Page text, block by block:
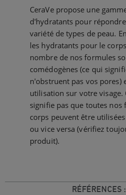
CeraVe propose une
d'hydratants pour
variété de types de peau.
les hydratants pour le
nombre de nos formules
comédogènes (ce qui
n'obstruent pas vos pores)
utilisation sur votre visage.
signifie pas que toutes
corps peuvent être
ou vice versa (vérifiez
produit).
RÉFÉRENCES :